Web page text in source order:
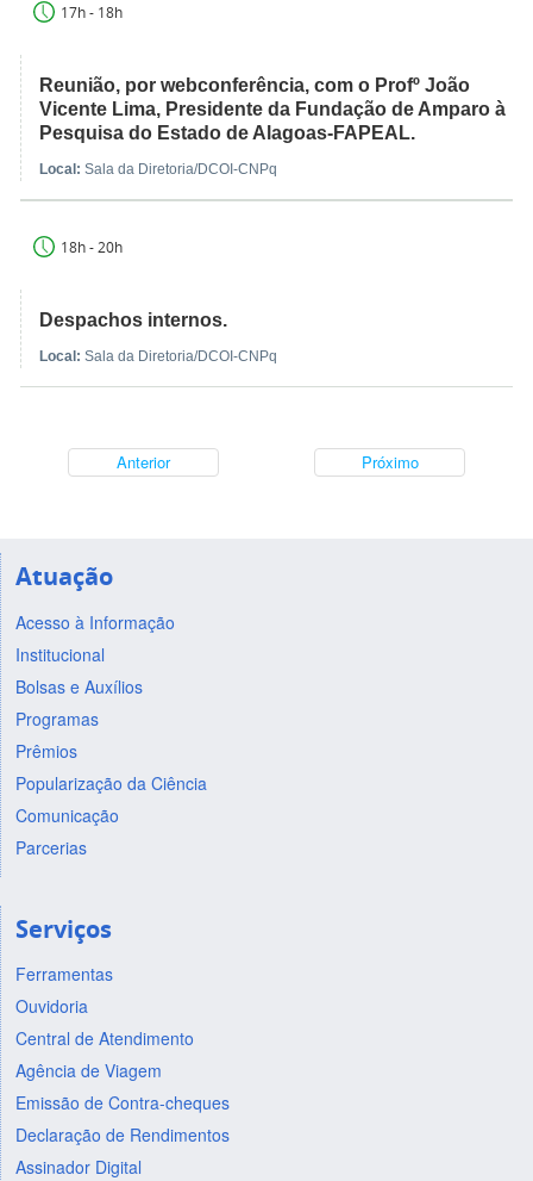
17h - 18h
Reunião, por webconferência, com o Profº João
Vicente Lima, Presidente da Fundação de Amparo à
Pesquisa do Estado de Alagoas-FAPEAL.
Local: Sala da Diretoria/DCOI-CNPq
18h - 20h
Despachos internos.
Local: Sala da Diretoria/DCOI-CNPq
Anterior Próximo
Atuação
Acesso à Informação
Institucional
Bolsas e Auxílios
Programas
Prêmios
Popularização da Ciência
Comunicação
Parcerias
Serviços
Ferramentas
Ouvidoria
Central de Atendimento
Agência de Viagem
Emissão de Contra-cheques
Declaração de Rendimentos
Assinador Digital